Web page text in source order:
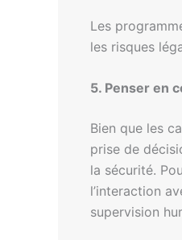
Les
les risques
5. Penser en
Bien que les
prise de
la sécurité.
l’interaction
supervision